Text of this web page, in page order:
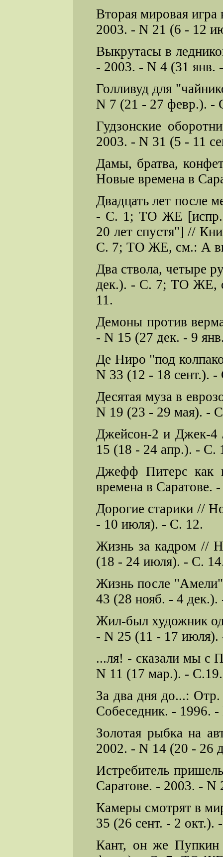
Вторая мировая
2003. - N 21 (6 - 12
Выкрутасы в
- 2003. - N 4 (31 янв.
Голливуд для
N 7 (21 - 27 февр.). -
Гудзонские
2003. - N 31 (5 - 11
Дамы, братва,
Новые времена в
Двадцать лет после
- С. 1; ТО ЖЕ [испр.
20 лет спустя"] //
С. 7; ТО ЖЕ, см.: А
Два ствола, четыре
дек.). - С. 7; ТО ЖЕ,
11.
Демоны против
- N 15 (27 дек. - 9
Де Ниро "под
N 33 (12 - 18 сент.). -
Десятая муза в
N 19 (23 - 29 мая). -
Джейсон-2 и Джек-4
15 (18 - 24 апр.). - С.
Джефф Питерс как
времена в Саратове.
Дорогие старики //
- 10 июля). - С. 12.
Жизнь за кадром //
(18 - 24 июля). - С.
Жизнь после
43 (28 нояб. - 4
Жил-был художник
- N 25 (11 - 17
...ля! - сказали мы с
N 11 (17 мар.). - С.19.
За два дня до...:
Собеседник. - 1996.
Золотая рыбка на
2002. - N 14 (20 - 26
Истребитель
Саратове. - 2003. -
Камеры смотрят в
35 (26 сент. - 2 окт.).
Кант, он же